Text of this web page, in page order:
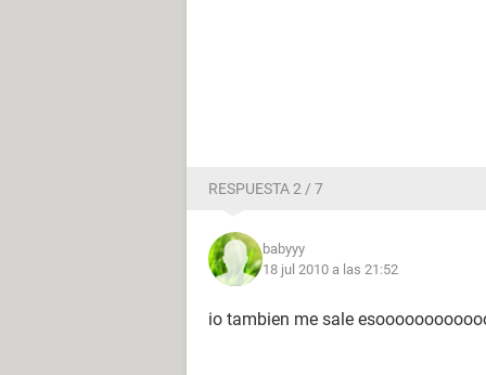
RESPUESTA 2 / 7
babyyy
18 jul 2010 a las 21:52
io tambien me sale